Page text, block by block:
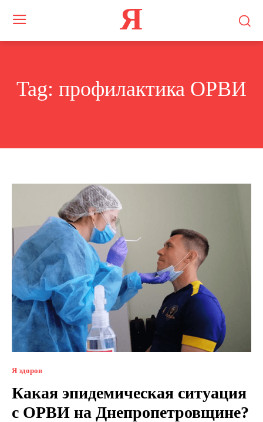
Я
Tag: профилактика ОРВИ
Я здоров
Какая эпидемическая ситуация
с ОРВИ на Днепропетровщине?